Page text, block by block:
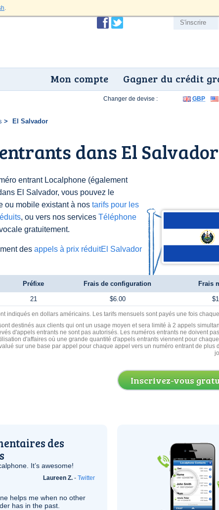
.
Gagner du crédit
Mon compte
S'inscrire
El Salvador
dans El Salvador
entrant Localphone (également
El Salvador, vous pouvez le
ou mobile existant à nos tarifs pour les
, ou vers nos services Téléphone
gratuitement.
des appels à prix réduitEl Salvador
Changer de devise : GBP
Préfixe Frais de configuration Frais
21 $6.00
indiqués en dollars américains. Les tarifs mensuels sont payés une fois
destinés aux clients qui ont un usage moyen et sera limité à 2 appels
d'appels entrants ne sont pas autorisés. Les numéros entrants ne doivent
d'affaires où une grande quantité d'appels entrants viennent pour
sur une base par appel pour chaque appel vers un numéro entrant de plus
Inscrivez-vous
des
It’s awesome!
Laureen Z. - Twitter
helps me when no other
has in the past.